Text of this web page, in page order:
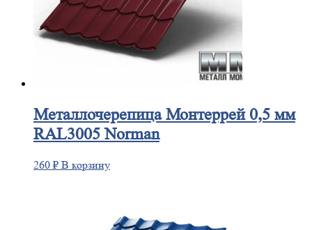
МеталлочерепицаМонтеррей 0,5 мм
RAL3005 Norman
260 ₽ В корзину